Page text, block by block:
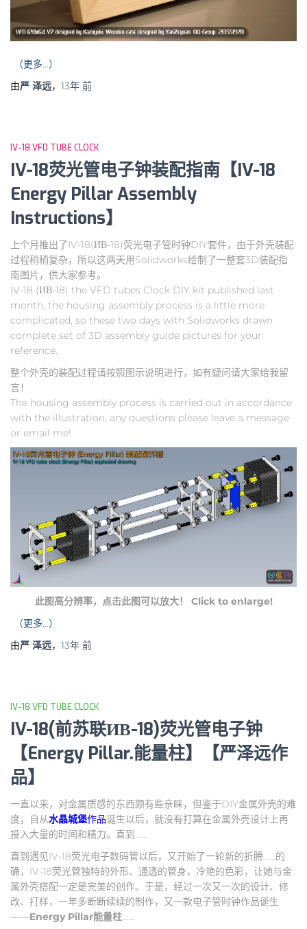
（更多…）
由严 泽远， 13年 前
IV-18 VFD TUBE CLOCK
IV-18荧光管电子钟装配指南【IV-18
Energy Pillar Assembly
Instructions】
上个月推出了IV-18(ИВ-18)荧光电子管时钟DIY套件，由于外壳装配
过程稍稍复杂，所以这两天用Solidworks绘制了一整套3D装配指
南图片，供大家参考。
IV-18 (ИВ-18) the VFD tubes Clock DIY kit published last
month, the housing assembly process is a little more
complicated, so these two days with Solidworks drawn
complete set of 3D assembly guide pictures for your
reference.
整个外壳的装配过程请按照图示说明进行，如有疑问请大家给我留
言！
The housing assembly process is carried out in accordance
with the illustration, any questions please leave a message
or email me!
此图高分辨率，点击此图可以放大！ Click to enlarge!
（更多…）
由严 泽远， 13年 前
IV-18 VFD TUBE CLOCK
IV-18(前苏联ИВ-18)荧光管电子钟
【Energy Pillar.能量柱】【严泽远作
品】
一直以来，对金属质感的东西颇有些亲睐，但鉴于DIY金属外壳的难
度，自从水晶城堡作品诞生以后，就没有打算在金属外壳设计上再
投入大量的时间和精力。直到……
直到遇见IV-18荧光电子数码管以后，又开始了一轮新的折腾……的
确，IV-18荧光管独特的外形、通透的管身，冷艳的色彩，让她与金
属外壳搭配一定是完美的创作。于是，经过一次又一次的设计、修
改、打样，一年多断断续续的制作，又一款电子管时钟作品诞生
——Energy Pillar能量柱……